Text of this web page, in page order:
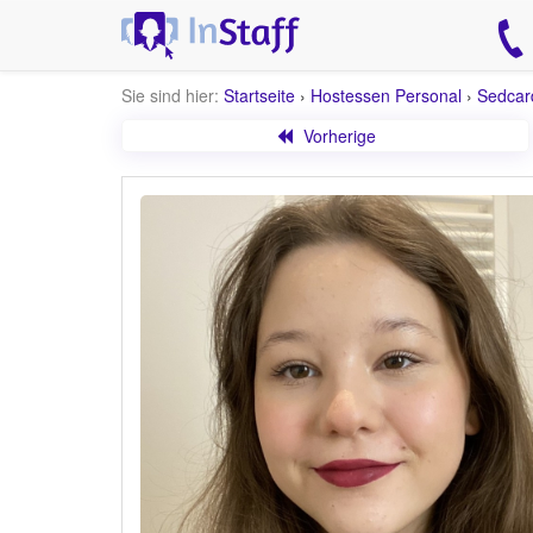
Sie sind hier: Startseite › Hostessen Personal ›
Vorherige